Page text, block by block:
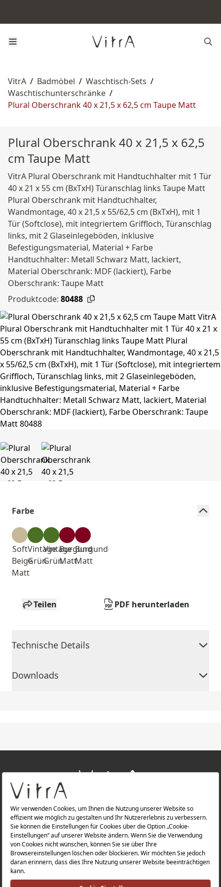
VitrA / Badmöbel / Waschtisch-Sets /
Waschtischunterschränke /
Plural Oberschrank 40 x 21,5 x 62,5 cm Taupe Matt
Plural Oberschrank 40 x 21,5 x 62,5
cm Taupe Matt
VitrA Plural Oberschrank mit Handtuchhalter mit 1 Tür
40 x 21 x 55 cm (BxTxH) Türanschlag links Taupe Matt
Plural Oberschrank mit Handtuchhalter,
Wandmontage, 40 x 21,5 x 55/62,5 cm (BxTxH), mit 1
Tür (Softclose), mit integriertem Griffloch, Türanschlag
links, mit 2 Glaseinlegeböden, inklusive
Befestigungsmaterial, Material + Farbe
Handtuchhalter: Metall Schwarz Matt, lackiert,
Material Oberschrank: MDF (lackiert), Farbe
Oberschrank: Taupe Matt
Produktcode: 80488
Farbe
Soft
Beige
Matt
Vintage
Grün
Vintage
Grün
Burgund
Matt
Burgund
Matt
Teilen PDF herunterladen
Technische Details
Downloads
ÜBER UNS
PRODUKTE